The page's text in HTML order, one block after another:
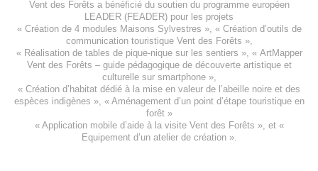
Vent des Forêts a bénéficié du soutien du programme européen
LEADER (FEADER) pour les projets
« Création de 4 modules Maisons Sylvestres », « Création d’outils de
communication touristique Vent des Forêts »,
« Réalisation de tables de pique-nique sur les sentiers », « ArtMapper
Vent des Forêts – guide pédagogique de découverte artistique et
culturelle sur smartphone »,
« Création d’habitat dédié à la mise en valeur de l’abeille noire et des
espèces indigènes », « Aménagement d’un point d’étape touristique en
forêt»
« Application mobile d’aide à la visite Vent des Forêts », et «
Equipement d’un atelier de création».